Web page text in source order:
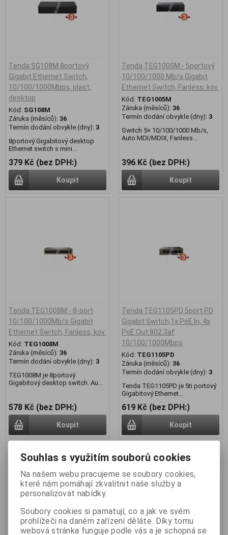
Tenda SG108M 8portový
Gigabit Ethernet Switch,
10/100/1000Mbps, plast,
desktop
Kód: SG108M
Záruka (měsíců): 36
Termín dodání obvykle (dny): 3
8portový Gigabitový desktop
Ethernet switch s mini...
379 Kč (bez DPH:)
Koupit
Tenda TEG1005M - 5portový
10/100/1000 Mb/s Gigabit
Ethernet Switch, Fanless. kov.
Kód: TEG1005M
Záruka (měsíců): 36
Termín dodání obvykle (dny): 3
Switch 5× 10/100/1000 Mb/s,
Auto MDI/MDIX, Fanless...
396 Kč (bez DPH:)
Koupit
Tenda TEG1008M - 8-port
10/100/1000Mb/s Gigabit
Ethernet Switch, Fanless, kov.
Kód: TEG1008M
Záruka (měsíců): 36
Termín dodání obvykle (dny): 3
TEG1008M je 8portový
Gigabitový desktop switch. Au...
578 Kč (bez DPH:)
Koupit
Tenda TEG1105PD 5port PD
Gigabit Switch,1x PoE In, 4x
PoE Out 802.3af
10/100/1000Mbps
Kód: TEG1105PD
Záruka (měsíců): 36
Termín dodání obvykle (dny): 3
Tenda TEG1105PD je 5ti portový
Gigabitový Ethernet...
619 Kč (bez DPH:)
Koupit
Novinka
Souhlas s využitím souborů cookies
Na našem webu pracujeme se soubory cookies,
které nám pomáhají zkvalitnit naše služby a
personalizovat nabídky.
Soubory cookies si pamatují, co a jak ve svém
prohlížeči na daném zařízení děláte. Díky tomu
webová stránka funguje podle vás a je schopná se